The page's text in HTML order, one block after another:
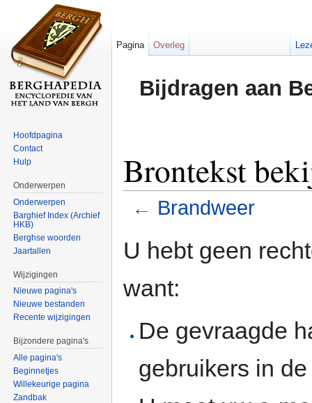
Bijdragen aan
Brontekst
← Brandweer
U hebt geen
want:
De gevraagde
gebruikers in
Pagina Overleg
Hoofdpagina
Contact
Hulp
Onderwerpen
Onderwerpen
Barghief Index (Archief
HKB)
Berghse woorden
Jaartallen
Wijzigingen
Nieuwe pagina's
Nieuwe bestanden
Recente wijzigingen
Bijzondere pagina's
Alle pagina's
Beginnetjes
Willekeurige pagina
Zandbak